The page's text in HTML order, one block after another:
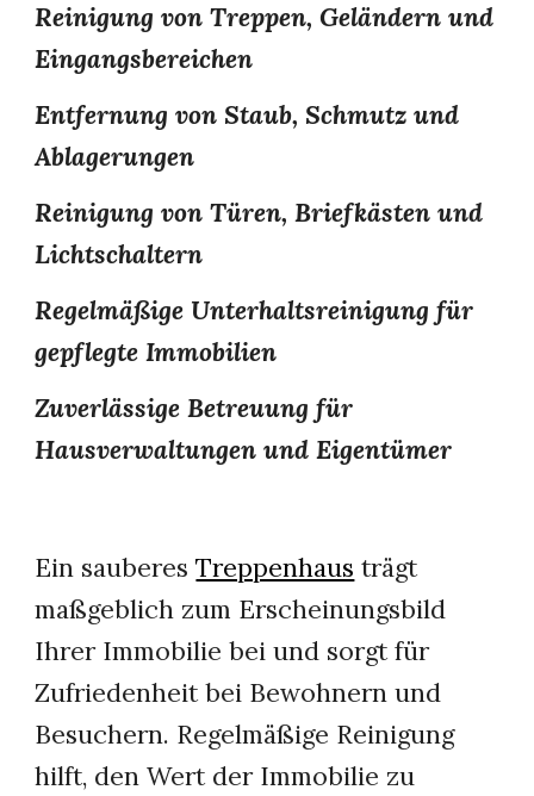
Reinigung von Treppen, Geländern und
Eingangsbereichen
Entfernung von Staub, Schmutz und
Ablagerungen
Reinigung von Türen, Briefkästen und
Lichtschaltern
Regelmäßige Unterhaltsreinigung für
gepflegte Immobilien
Zuverlässige Betreuung für
Hausverwaltungen und Eigentümer
Ein sauberesTreppenhaus trägt
maßgeblich zum Erscheinungsbild
Ihrer Immobilie bei und sorgt für
Zufriedenheit bei Bewohnern und
Besuchern. Regelmäßige Reinigung
hilft, den Wert der Immobilie zu